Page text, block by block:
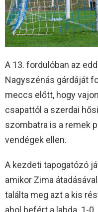
A 13. fordulóban az
Nagyszénás gárdáját
meccs előtt, hogy
csapattól a szerdai
szombatra is a remek
vendégek ellen.
A kezdeti tapogatózó
amikor Zima
találta meg azt a kis
ahol befért a labda. 1-0.